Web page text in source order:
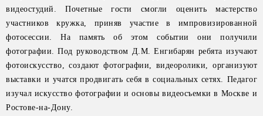
видеостудий. Почетные гости смогли оценить мастерство
участников кружка, приняв участие в импровизированной
фотосессии. На память об этом событии они получили
фотографии. Под руководством Д.М. Енгибарян ребята изучают
фотоискусство, создают фотографии, видеоролики, организуют
выставки и учатся продвигать себя в социальных сетях. Педагог
изучал искусство фотографии и основы видеосъемки в Москве и
Ростове-на-Дону.